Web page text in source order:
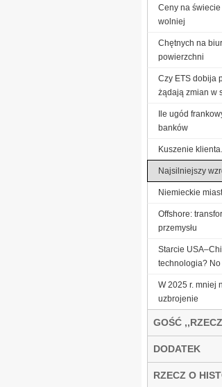
Ceny na
wolniej
Chętnych na
powierzchni
Czy ETS dobija
żądają zmian w
Ile ugód
banków
Kuszenie
Najsilniejszy
Niemieckie
Offshore:
przemysłu
Starcie
technologia?
W 2025 r. mniej
uzbrojenie
GOŚĆ
DODATEK
RZECZ O